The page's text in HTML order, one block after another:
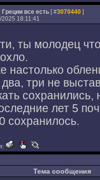
Греции все есть [ #3070440]
18:11:41
ты молодец
настолько
два, три не
сохранились,
лет 5
сохранилось.
Тема сообщения